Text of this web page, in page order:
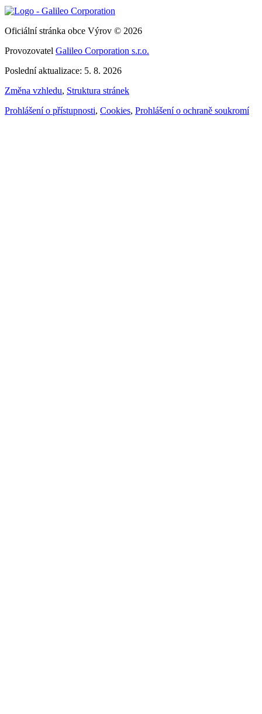
Oficiální stránka obce Výrov © 2026
Provozovatel Galileo Corporation s.r.o.
Poslední aktualizace: 5. 8. 2026
Změna vzhledu, Struktura stránek
Prohlášení o přístupnosti, Cookies, Prohlášení o ochraně soukromí